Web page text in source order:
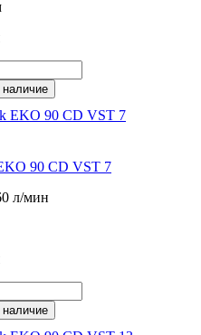
наличие
90 CD VST 7
л/мин
наличие